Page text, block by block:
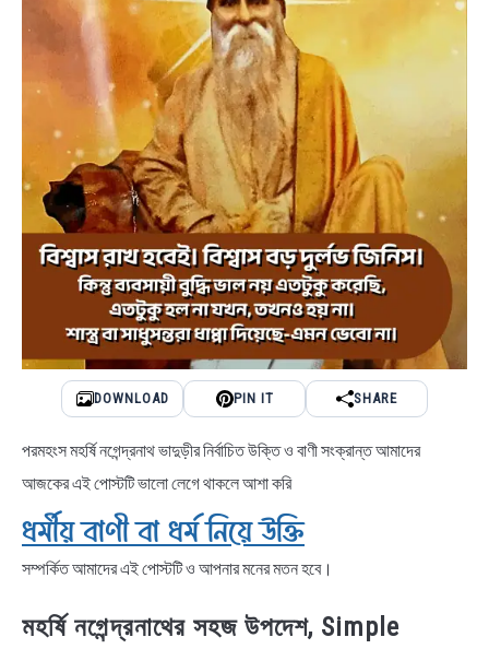
DOWNLOAD PIN IT SHARE
পরমহংস মহর্ষি নগেন্দ্রনাথ ভাদুড়ীর নির্বাচিত উক্তি ও বাণী সংক্রান্ত আমাদের
আজকের এই পোস্টটি ভালো লেগে থাকলে আশা করি
ধর্মীয় বাণী বা ধর্ম নিয়ে উক্তি
সম্পর্কিত আমাদের এই পোস্টটি ও আপনার মনের মতন হবে।
মহর্ষি নগেন্দ্রনাথের সহজ উপদেশ, Simple